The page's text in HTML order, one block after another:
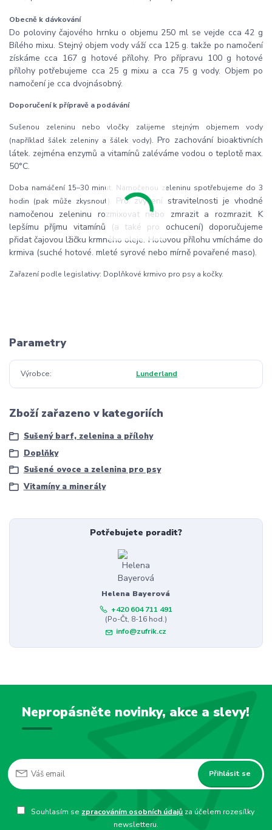
Obecně k dávkování
Do poloviny čajového hrnku o objemu 250 ml se vejde cca 42 g
Bílého mixu. Stejný objem vody váží cca 125 g. takže po namočení
získáme cca 167 g hotové přílohy. Pro přípravu 100 g hotové
přílohy potřebujeme cca 25 g mixu a cca 75 g vody. Objem po
namočení je cca dvojnásobný.
Doporučení k přípravě a podávání
Sušenou zeleninu nebo vločky zalijeme stejným objemem vody
(například šálek zeleniny a šálek vody). Pro zachování bioaktivních
látek. zejména enzymů a vitamínů zaléváme vodou o teplotě max.
50°C.
Doba namáčení 15–30 minut. Namočenou zeleninu spotřebujeme do 3
hodin (pak může zkysnout). Pro zvýšení stravitelnosti je vhodné
namočenou zeleninu rozmixovat nebo zmrazit a rozmrazit. K
lepšímu příjmu vitamínů (a také pro ochucení) doporučujeme
přidat čajovou lžičku krmného oleje. Hotovou přílohu vmícháme do
krmiva (suché hotové. mleté syrové nebo mírně povařené maso).
Zařazení podle legislativy: Doplňkové krmivo pro psy a kočky.
Parametry
Výrobce Lunderland
Zboží zařazeno v kategoriích
Sušený barf, zelenina a přílohy
Doplňky
Sušené ovoce a zelenina pro psy
Vitamíny a minerály
Potřebujete poradit?
Helena Bayerová
+420 604 711 491
(Po-Čt, 8-16 hod.)
info@zufrik.cz
Nepropásněte novinky, akce a slevy!
Přihlásit se
Souhlasím se zpracováním osobních údajů za účelem rozesílky
newsletteru.